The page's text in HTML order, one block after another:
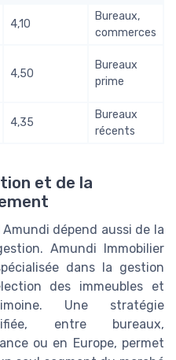
4,10
Bureaux,
commerces
4,50
Bureaux
prime
4,35
Bureaux
récents
et de la
dépend aussi de la
Amundi Immobilier
dans la gestion
des immeubles et
Une stratégie
entre bureaux,
ou en Europe, permet